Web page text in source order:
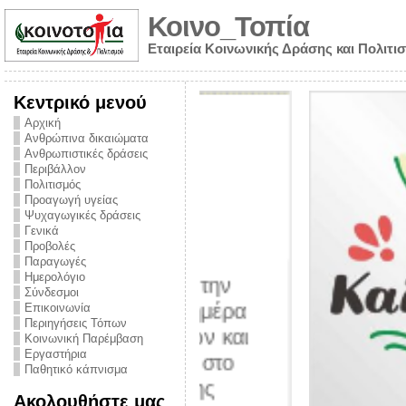
Κοινο_Τοπία
Εταιρεία Κοινωνικής Δράσης και
Κεντρικό μενού
Αρχική
Ανθρώπινα δικαιώματα
Ανθρωπιστικές δράσεις
Περιβάλλον
Πολιτισμός
Προαγωγή υγείας
Ψυχαγωγικές δράσεις
Γενικά
Προβολές
Παραγωγές
Ημερολόγιο
Σύνδεσμοι
Επικοινωνία
Περιηγήσεις Τόπων
Κοινωνική Παρέμβαση
Εργαστήρια
Παθητικό κάπνισμα
Ακολουθήστε μας
από την
την ημέρα
και
στο